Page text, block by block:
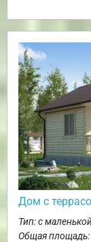
Дом с
Тип: с
Общая площадь: